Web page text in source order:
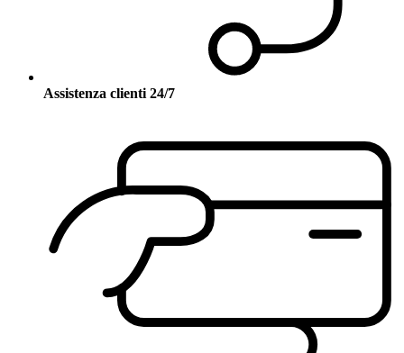
Assistenza clienti 24/7